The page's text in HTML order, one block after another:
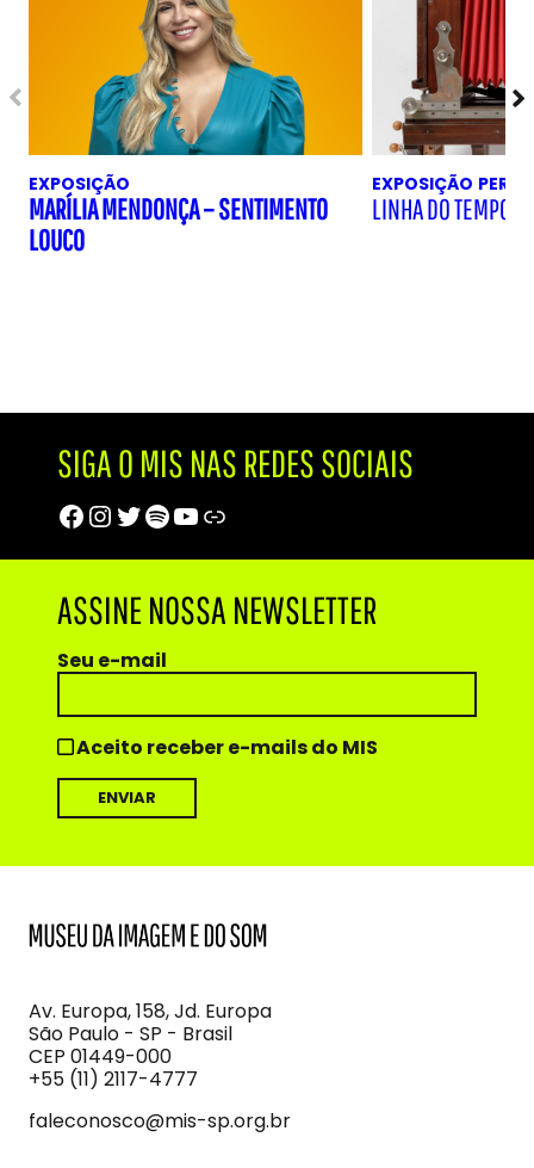
EXPOSIÇÃO
MARÍLIA MENDONÇA – SENTIMENTO
LOUCO
EXPOSIÇÃO
LINHA DO TEMPO
SIGA O MIS NAS REDES SOCIAIS
Facebook
Instagram
Twitter
Spotify
Youtube
Trip Advisor
ASSINE NOSSA NEWSLETTER
Seu e-mail
Aceito receber e-mails do MIS
Imagem
e
do
Som
Av. Europa, 158, Jd. Europa
São Paulo - SP - Brasil
CEP 01449-000
+55 (11) 2117-4777
faleconosco@mis-sp.org.br